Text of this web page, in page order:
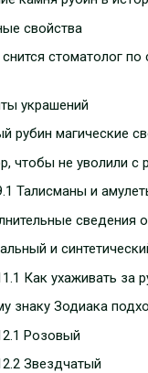
свойства
стоматолог
украшений
рубин магические
чтобы не уволили с
Талисманы и
сведения
и
Как ухаживать за
знаку Зодиака
Розовый
Звездчатый